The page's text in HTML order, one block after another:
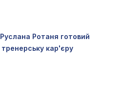
Ротаня готовий
кар'єру